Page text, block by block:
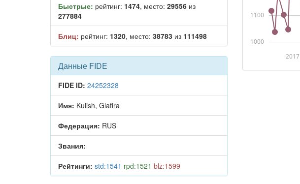
Быстрые: рейтинг: 1474, место: 29556 из
277884
Блиц: рейтинг: 1320, место: 38783 из 111498
Данные FIDE
FIDE ID: 24252328
Имя: Kulish, Glafira
Федерация: RUS
Звания:
Рейтинги: std:1541 rpd:1521 blz:1599
2017
1000
1100